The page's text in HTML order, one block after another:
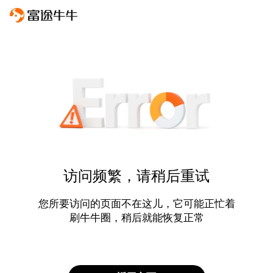
访问频繁，请稍后重试
您所要访问的页面不在这儿，它可能正忙着
刷牛牛圈，稍后就能恢复正常